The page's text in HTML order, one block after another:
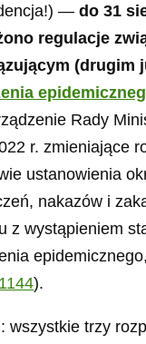
— do 31
regulacje
(drugim
Rady
r. zmieniające
ustanowienia
nakazów i
z wystąpieniem
epidemicznego,
).
wszystkie trzy